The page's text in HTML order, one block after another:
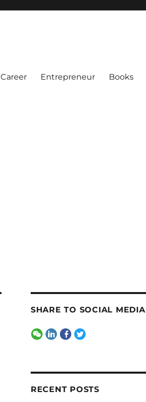
Career Entrepreneur Books
SHARE TO SOCIAL MEDIA
RECENT POSTS